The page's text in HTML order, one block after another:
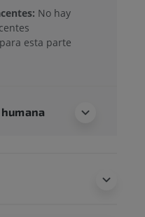
No hay
esta parte